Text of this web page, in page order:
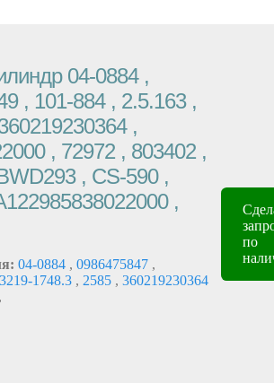
04-0884 ,
, 101-884 , 2.5.163 ,
,
, 72972 , 803402 ,
, CS-590 ,
,
04-0884 , 0986475847 ,
1748.3 , 2585 , 360219230364
,
по